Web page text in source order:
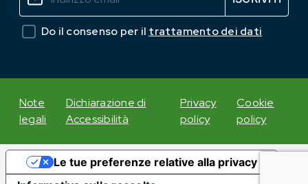
Do il consenso per il trattamento dei dati
Note
legali
Dichiarazione di
Accessibilità
Privacy
policy
Cookie
policy
Le tue preferenze relative alla privacy